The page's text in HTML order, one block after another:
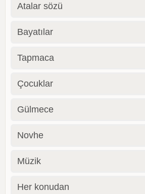
Atalar sözü
Bayatılar
Tapmaca
Çocuklar
Gülmece
Novhe
Müzik
Her konudan